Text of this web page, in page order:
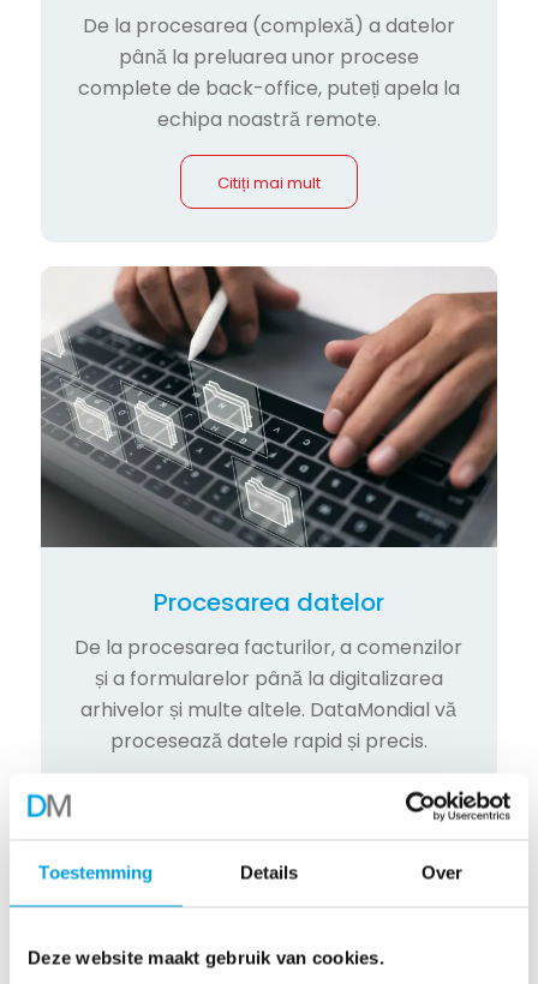
Toestemming Details Over
Deze website maakt gebruik van cookies.
De la procesarea (complexă) a datelor
până la preluarea unor procese
complete de back-office, puteți apela la
echipa noastră remote.
Citiți mai mult
Procesarea datelor
De la procesarea facturilor, a comenzilor
și a formularelor până la digitalizarea
arhivelor și multe altele. DataMondial vă
procesează datele rapid și precis.